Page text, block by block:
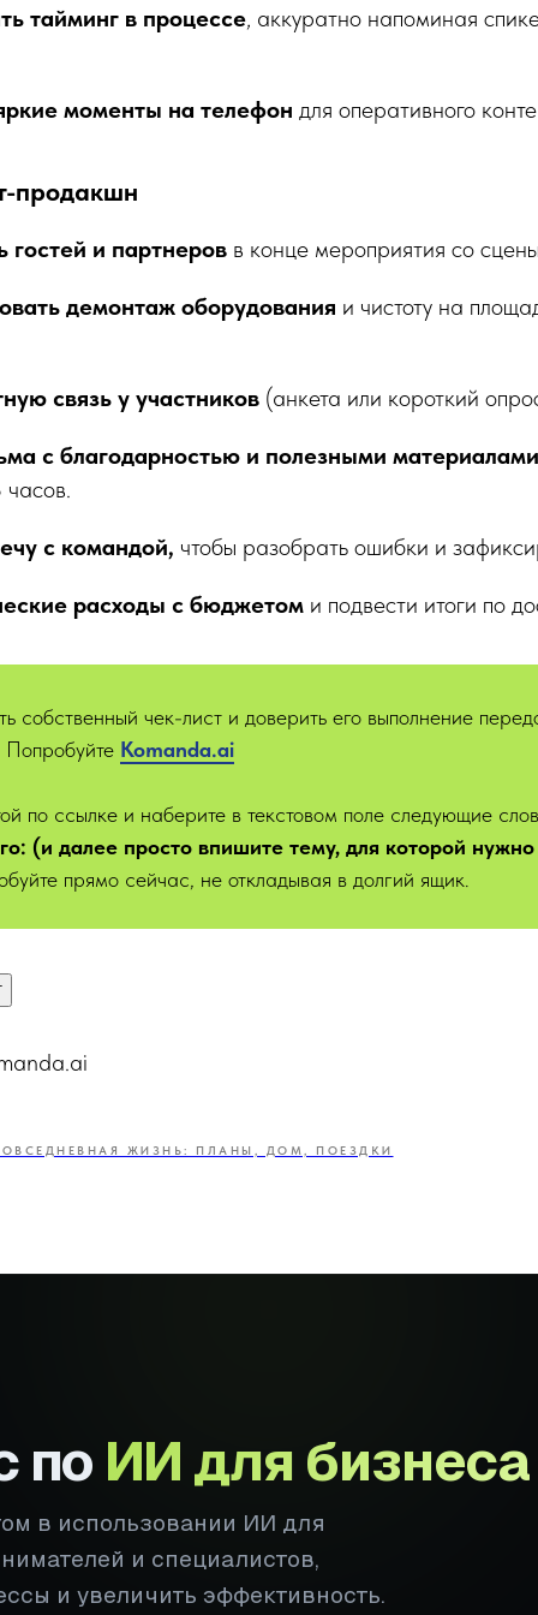
тайминг в процессе, аккуратно напоминая
моменты на телефон для оперативного
продакшн
и партнеров в конце мероприятия со
демонтаж оборудования и чистоту на
связь у участников (анкета или короткий
с благодарностью и полезными
с командой, чтобы разобрать ошибки и
расходы с бюджетом и подвести итоги по
собственный чек-лист и доверить его выполнение
Попробуйте Komanda.ai
по ссылке и наберите в текстовом поле следующие
(и далее просто впишите тему, для которой
прямо сейчас, не откладывая в долгий ящик.
ЖИЗНЬ: ПЛАНЫ, ДОМ, ПОЕЗДКИ
по ИИ для бизнеса
в использовании ИИ для
и специалистов,
и увеличить эффективность.